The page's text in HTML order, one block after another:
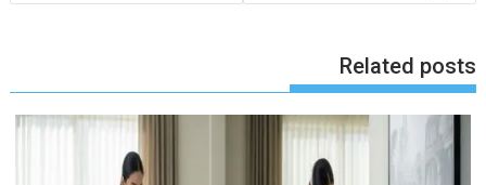
Related posts